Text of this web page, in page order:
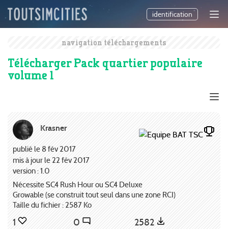
identification
navigation téléchargements
Télécharger Pack quartier populaire
volume 1
Krasner
publié le 8 fév 2017
mis à jour le 22 fév 2017
version : 1.0
Nécessite SC4 Rush Hour ou SC4 Deluxe
Growable (se construit tout seul dans une zone RCI)
Taille du fichier : 2587 Ko
1 0 2582